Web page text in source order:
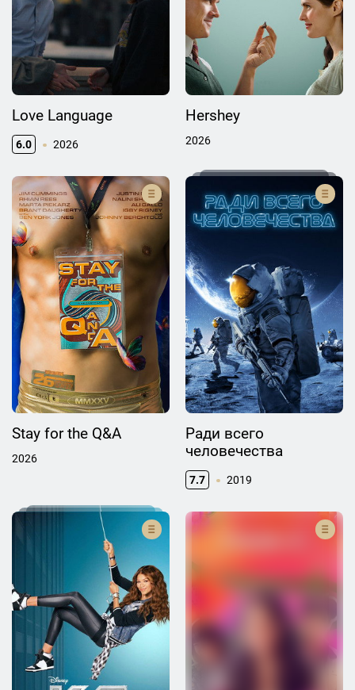
Love Language
6.0 2026
Hershey
2026
Stay for the Q&A
2026
Ради всего
человечества
7.7 2019